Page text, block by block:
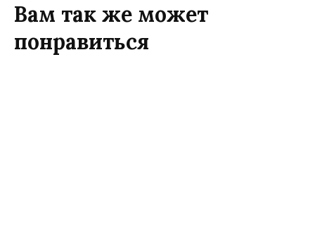
Вам так же может
понравиться